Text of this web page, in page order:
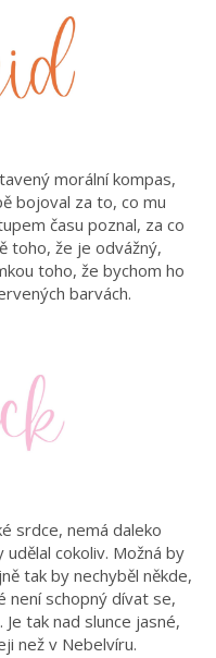
morální kompas,
bojoval za to, co mu
času poznal, za co
toho, že je odvážný,
toho, že bychom ho
barvách.
srdce, nemá daleko
cokoliv. Možná by
tak by nechyběl někde,
není schopný dívat se,
tak nad slunce jasné,
než v Nebelvíru.